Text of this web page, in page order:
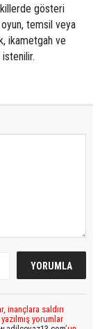
gösteri
temsil veya
ikametgah ve
inançlara saldırı
yorumlar